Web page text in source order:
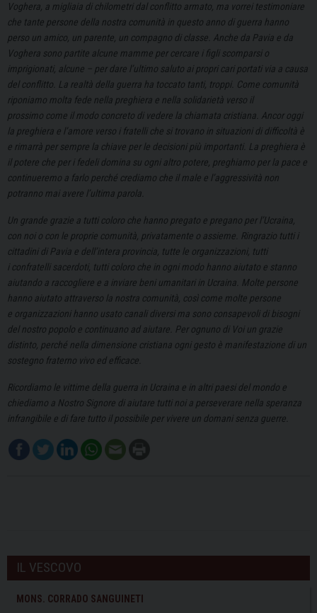
Voghera, a migliaia di chilometri dal conflitto armato, ma vorrei testimoniare
che tante persone della nostra comunità in questo anno di guerra hanno
perso un amico, un parente, un compagno di classe. Anche da Pavia e da
Voghera sono partite alcune mamme per cercare i figli scomparsi o
imprigionati, alcune – per dare l’ultimo saluto ai propri cari portati via a causa
del conflitto. La realtà della guerra ha toccato tanti, troppi. Come comunità
riponiamo molta fede nella preghiera e nella solidarietà verso il
prossimo come il modo concreto di vedere la chiamata cristiana. Ancor oggi
la preghiera e l’amore verso i fratelli che si trovano in situazioni di difficoltà è
e rimarrà per sempre la chiave per le decisioni più importanti. La preghiera è
il potere che per i fedeli domina su ogni altro potere, preghiamo per la pace e
continueremo a farlo perché crediamo che il male e l’aggressività non
potranno mai avere l’ultima parola.
Un grande grazie a tutti coloro che hanno pregato e pregano per l’Ucraina,
con noi o con le proprie comunità, privatamente o assieme. Ringrazio tutti i
cittadini di Pavia e dell’intera provincia, tutte le organizzazioni, tutti
i confratelli sacerdoti, tutti coloro che in ogni modo hanno aiutato e stanno
aiutando a raccogliere e a inviare beni umanitari in Ucraina. Molte persone
hanno aiutato attraverso la nostra comunità, così come molte persone
e organizzazioni hanno usato canali diversi ma sono consapevoli di bisogni
del nostro popolo e continuano ad aiutare. Per ognuno di Voi un grazie
distinto, perché nella dimensione cristiana ogni gesto è manifestazione di un
sostegno fraterno vivo ed efficace.
Ricordiamo le vittime della guerra in Ucraina e in altri paesi del mondo e
chiediamo a Nostro Signore di aiutare tutti noi a perseverare nella speranza
infrangibile e di fare tutto il possibile per vivere un domani senza guerre.
IL VESCOVO
MONS. CORRADO SANGUINETI